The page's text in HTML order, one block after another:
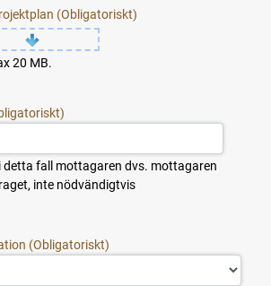
20 MB.
detta fall mottagaren dvs. mottagaren
inte nödvändigtvis